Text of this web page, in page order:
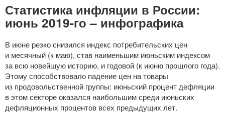
Статистика инфляции в России:
июнь 2019-го – инфографика
В июне резко снизился индекс потребительских цен
и месячный (к маю), став наименьшим июньским индексом
за всю новейшую историю, и годовой (к июню прошлого года).
Этому способствовало падение цен на товары
из продовольственной группы: июньский процент дефляции
в этом секторе оказался наибольшим среди июньских
дефляционных процентов всех предыдущих лет.